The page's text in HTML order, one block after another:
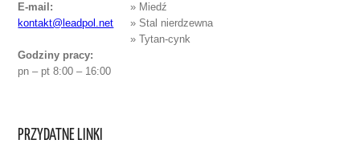
E-mail:
kontakt@leadpol.net
Godziny pracy:
pn – pt 8:00 – 16:00
» Miedź
» Stal nierdzewna
» Tytan-cynk
PRZYDATNE LINKI